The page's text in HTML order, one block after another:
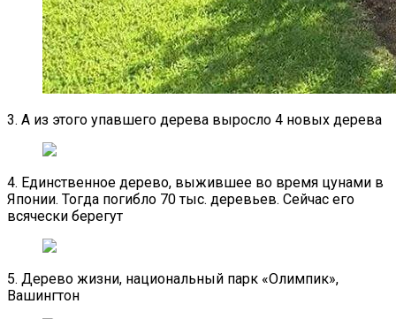
3. А из этого упавшего дерева выросло 4 новых дерева
4. Единственное дерево, выжившее во время цунами в
Японии. Тогда погибло 70 тыс. деревьев. Сейчас его
всячески берегут
5. Дерево жизни, национальный парк «Олимпик»,
Вашингтон